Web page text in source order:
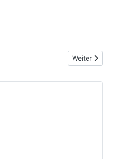
Nächster
Weiter